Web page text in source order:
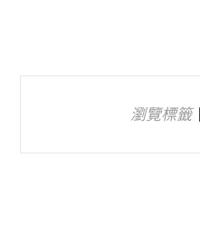
瀏覽標籤